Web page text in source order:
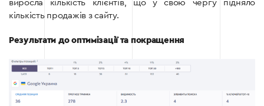
виросла кількість клієнтів, що у свою чергу підняло
кількість продажів з сайту.
Результати до оптимізації та покращення